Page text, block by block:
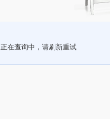
正在查询中，请刷新重试